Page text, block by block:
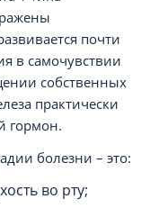
почти
в самочувствии
собственных
практически
гормон.
болезни – это:
во рту;